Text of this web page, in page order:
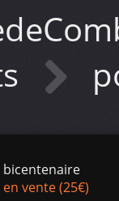
vente (25€)